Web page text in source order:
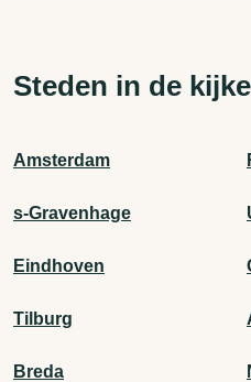
Steden in de
Amsterdam
s-Gravenhage
Eindhoven
Tilburg
Breda